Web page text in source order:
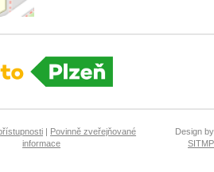
| Povinně zveřejňované
informace
Design by
SITMP